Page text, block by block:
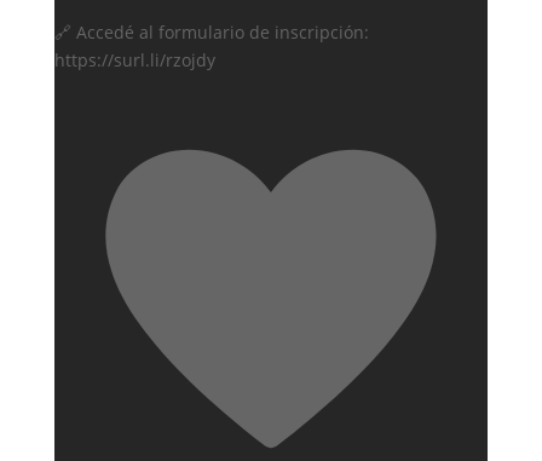
🔗 Accedé al formulario de inscripción:
https://surl.li/rzojdy